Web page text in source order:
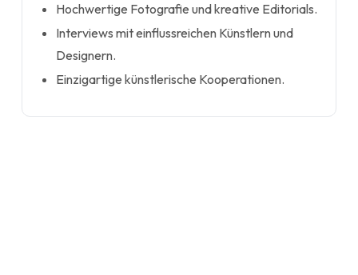
Hochwertige Fotografie und kreative Editorials.
Interviews mit einflussreichen Künstlern und
Designern.
Einzigartige künstlerische Kooperationen.